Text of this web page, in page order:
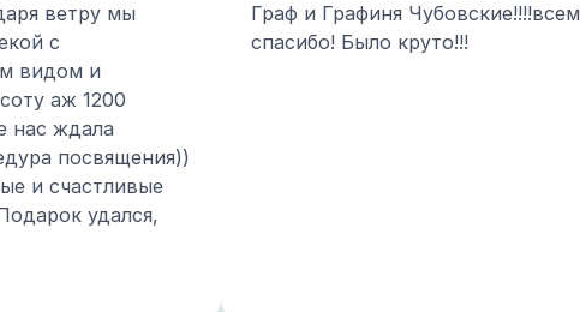
ветру мы
с
видом и
аж 1200
нас ждала
посвящения))
и счастливые
удался,
Граф и Графиня Чубовские!!!!всем
спасибо! Было круто!!!